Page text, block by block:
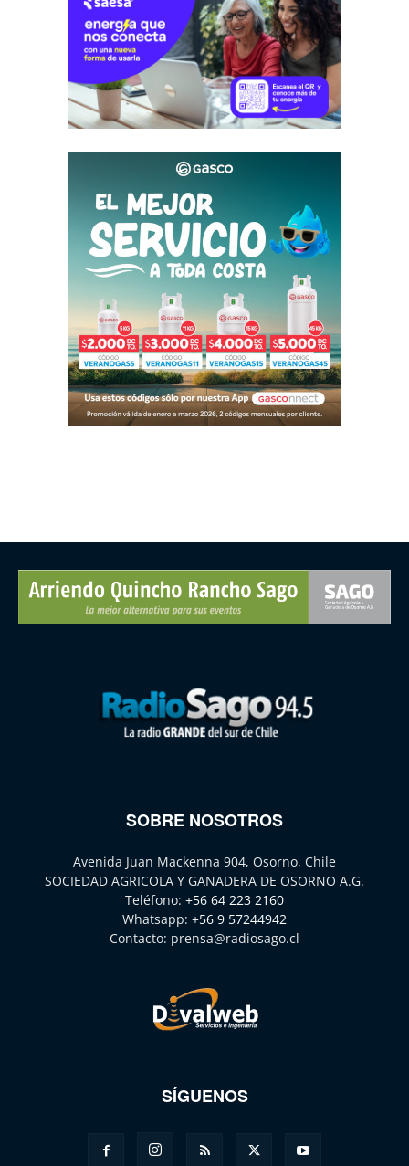
SOBRE NOSOTROS
Avenida Juan Mackenna 904, Osorno, Chile
SOCIEDAD AGRICOLA Y GANADERA DE OSORNO A.G.
Teléfono: +56 64 223 2160
Whatsapp: +56 9 57244942
Contacto: prensa@radiosago.cl
SÍGUENOS